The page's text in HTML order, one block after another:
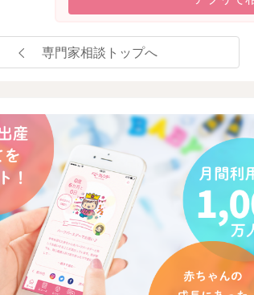
専門家相談トップへ